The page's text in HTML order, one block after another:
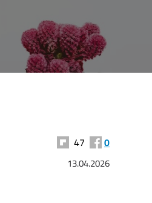
47 0
13.04.2026